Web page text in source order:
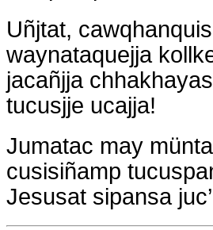
Uñjtat,
waynataquejja
jacañjja
tucusjje ucajja!
Jumatac may
cusisiñamp
Jesusat sipansa